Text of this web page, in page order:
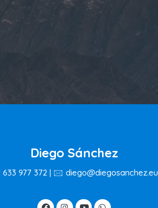
Diego Sánchez
977 372 | 🖂 diego@diegosanchez.eu